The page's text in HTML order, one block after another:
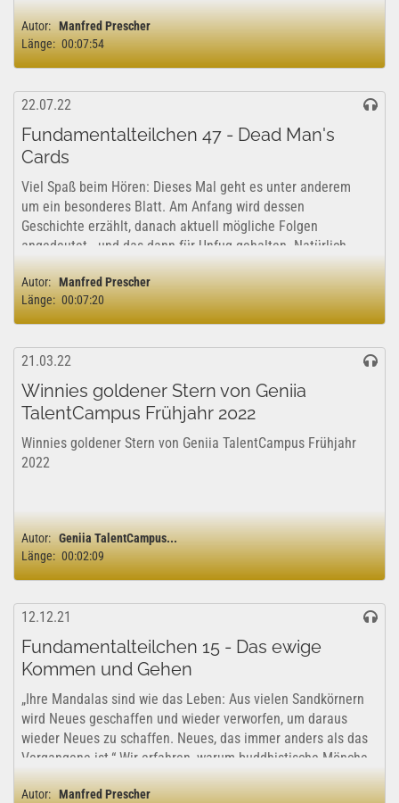
sächsiche Heimat seiner Liebsten...
Autor: Manfred Prescher
Länge: 00:07:54
22.07.22
Fundamentalteilchen 47 - Dead Man's
Cards
Viel Spaß beim Hören: Dieses Mal geht es unter anderem
um ein besonderes Blatt. Am Anfang wird dessen
Geschichte erzählt, danach aktuell mögliche Folgen
angedeutet - und das dann für Unfug gehalten. Natürlich
geht es, während sich das abspielt,...
Autor: Manfred Prescher
Länge: 00:07:20
21.03.22
Winnies goldener Stern von Geniia
TalentCampus Frühjahr 2022
Winnies goldener Stern von Geniia TalentCampus Frühjahr
2022
Autor: Geniia TalentCampus...
Länge: 00:02:09
12.12.21
Fundamentalteilchen 15 - Das ewige
Kommen und Gehen
„Ihre Mandalas sind wie das Leben: Aus vielen Sandkörnern
wird Neues geschaffen und wieder verworfen, um daraus
wieder Neues zu schaffen. Neues, das immer anders als das
Vergangene ist.“ Wir erfahren, warum buddhistische Mönche
ihre Kunstwerke zerstören,...
Autor: Manfred Prescher